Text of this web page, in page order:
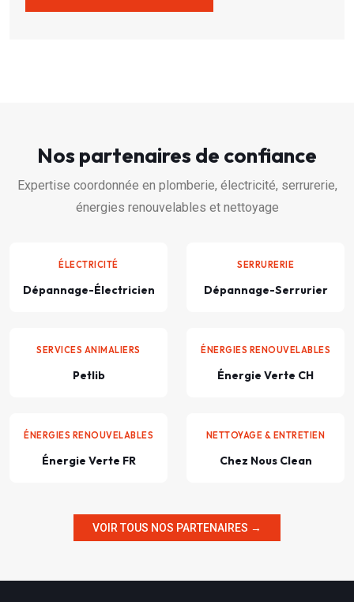
Nos partenaires de confiance
Expertise coordonnée en plomberie, électricité, serrurerie,
énergies renouvelables et nettoyage
ÉLECTRICITÉ
Dépannage-Électricien
SERRURERIE
Dépannage-Serrurier
SERVICES ANIMALIERS
Petlib
ÉNERGIES RENOUVELABLES
Énergie Verte CH
ÉNERGIES RENOUVELABLES
Énergie Verte FR
NETTOYAGE & ENTRETIEN
Chez Nous Clean
VOIR TOUS NOS PARTENAIRES →